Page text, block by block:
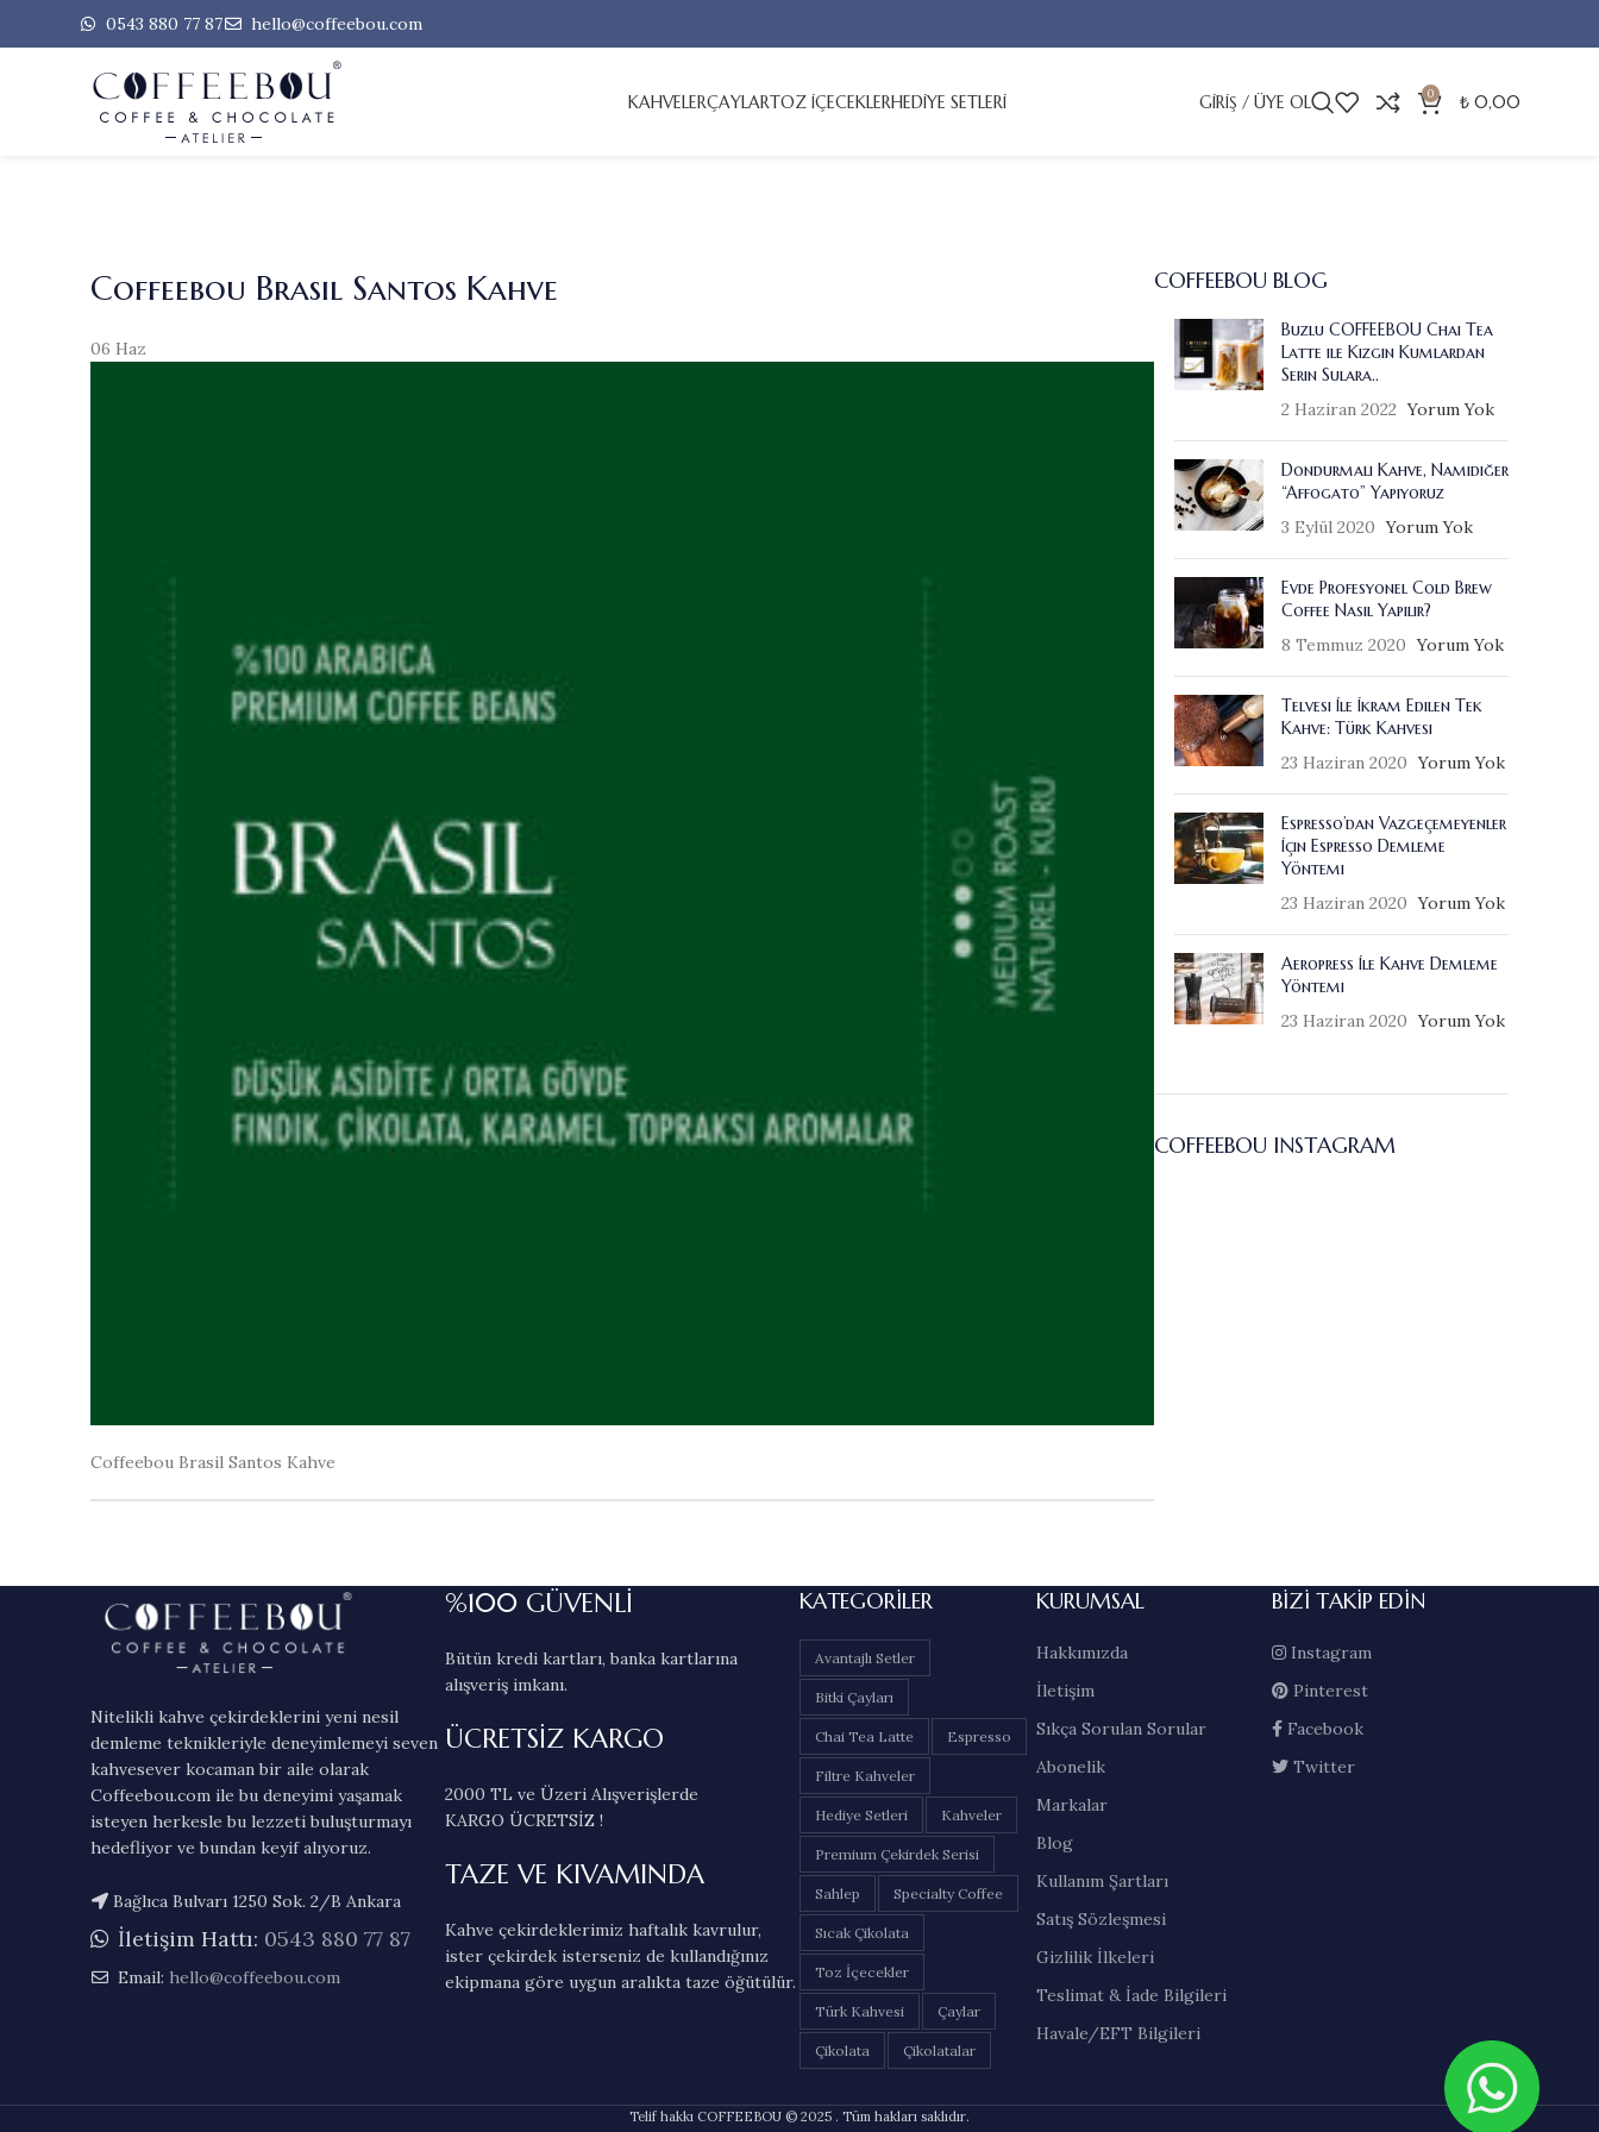
0543 880 77 87 hello@coffeebou.com
KAHVELERÇAYLARTOZ İÇECEKLERHEDİYE SETLERİ GIRIŞ / ÜYE OL 0 ₺ 0,00
Coffeebou Brasil Santos Kahve
06 Haz
Coffeebou Brasil Santos Kahve
COFFEEBOU BLOG
Buzlu COFFEEBOU Chai Tea
Latte ile Kızgın Kumlardan
Serin Sulara..
2 Haziran 2022 Yorum Yok
Dondurmalı Kahve, Namıdiğer
“Affogato” Yapıyoruz
3 Eylül 2020 Yorum Yok
Evde Profesyonel Cold Brew
Coffee Nasıl Yapılır?
8 Temmuz 2020 Yorum Yok
Telvesi İle İkram Edilen Tek
Kahve: Türk Kahvesi
23 Haziran 2020 Yorum Yok
Espresso’dan Vazgeçemeyenler
İçin Espresso Demleme
Yöntemi
23 Haziran 2020 Yorum Yok
Aeropress İle Kahve Demleme
Yöntemi
23 Haziran 2020 Yorum Yok
COFFEEBOU INSTAGRAM
Nitelikli kahve çekirdeklerini yeni nesil
demleme teknikleriyle deneyimlemeyi seven
kahvesever kocaman bir aile olarak
Coffeebou.com ile bu deneyimi yaşamak
isteyen herkesle bu lezzeti buluşturmayı
hedefliyor ve bundan keyif alıyoruz.
Bağlıca Bulvarı 1250 Sok. 2/B Ankara
İletişim Hattı: 0543 880 77 87
Email: hello@coffeebou.com
%100 GÜVENLİ
Bütün kredi kartları, banka kartlarına
alışveriş imkanı.
ÜCRETSİZ KARGO
2000 TL ve Üzeri Alışverişlerde
KARGO ÜCRETSİZ !
TAZE VE KIVAMINDA
Kahve çekirdeklerimiz haftalık kavrulur,
ister çekirdek isterseniz de kullandığınız
ekipmana göre uygun aralıkta taze öğütülür.
KATEGORILER
Avantajlı Setler
Bitki Çayları
Chai Tea Latte Espresso
Filtre Kahveler
Hediye Setleri Kahveler
Premium Çekirdek Serisi
Sahlep Specialty Coffee
Sıcak Çikolata
Toz İçecekler
Türk Kahvesi Çaylar
Çikolata Çikolatalar
KURUMSAL
Hakkımızda
İletişim
Sıkça Sorulan Sorular
Abonelik
Markalar
Blog
Kullanım Şartları
Satış Sözleşmesi
Gizlilik İlkeleri
Teslimat & İade Bilgileri
Havale/EFT Bilgileri
BIZI TAKIP EDIN
Instagram
Pinterest
Facebook
Twitter
Telif hakkı COFFEEBOU © 2025 . Tüm hakları saklıdır.